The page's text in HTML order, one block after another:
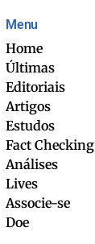
Menu
Home
Últimas
Editoriais
Artigos
Estudos
Fact Checking
Análises
Lives
Associe-se
Doe